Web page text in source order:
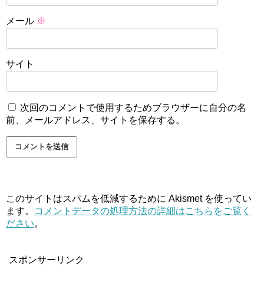
メール ※
サイト
次回のコメントで使用するためブラウザーに自分の名
前、メールアドレス、サイトを保存する。
このサイトはスパムを低減するために Akismet を使ってい
ます。
コメントデータの処理方法の詳細はこちらをご覧く
ださい。
スポンサーリンク